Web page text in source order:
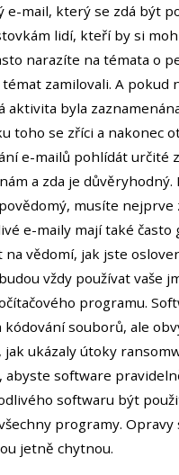
e-mail, který se zdá být
lidí, kteří by si
narazíte na témata o
zamilovali. A pokud
aktivita byla
toho se zříci a nakonec
e-mailů pohlídát určité
a zda je
musíte
e-maily mají také
vědomí, jak jste
vždy používat vaše
programu.
souborů, ale
jak ukázaly útoky
abyste software
softwaru být
programy.
jetně chytnou.